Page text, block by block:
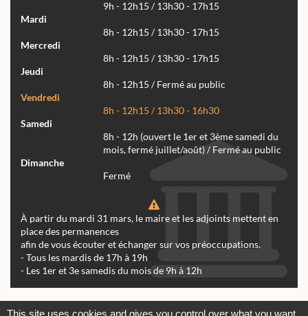
9h - 12h15 / 13h30 - 17h15
Mardi
8h - 12h15 / 13h30 - 17h15
Mercredi
8h - 12h15 / 13h30 - 17h15
Jeudi
8h - 12h15 / Fermé au public
Vendredi
8h - 12h15 / 13h30 - 16h30
Samedi
8h - 12h (ouvert le 1er et 3ème samedi du
mois, fermé juillet/août) / Fermé au public
Dimanche
Fermé
À partir du mardi 31 mars, le maire et les adjoints mettent en
place des permanences
afin de vous écouter et échanger sur vos préoccupations.
- Tous les mardis de 17h à 19h
- Les 1er et 3e samedis du mois de 9h à 12h
This site uses cookies and gives you control over what you want